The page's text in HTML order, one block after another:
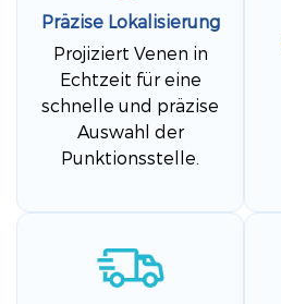
Präzise Lokalisierung
Projiziert Venen in
Echtzeit für eine
schnelle und präzise
Auswahl der
Punktionsstelle.